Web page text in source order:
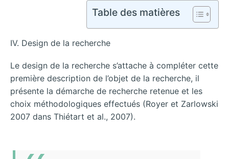
Table des matières
IV. Design de la recherche
Le design de la recherche s’attache à compléter cette
première description de l’objet de la recherche, il
présente la démarche de recherche retenue et les
choix méthodologiques effectués (Royer et Zarlowski
2007 dans Thiétart et al., 2007).